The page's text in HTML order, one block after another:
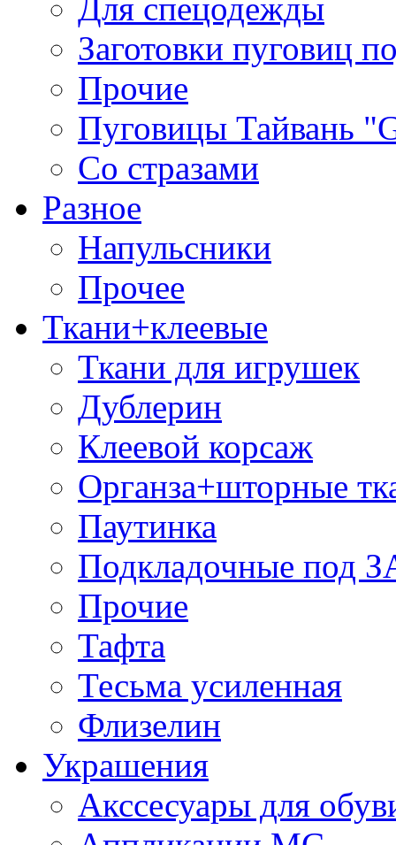
Для спецодежды
Заготовки пуговиц
Прочие
Пуговицы Тайвань
Со стразами
Разное
Напульсники
Прочее
Ткани+клеевые
Ткани для игрушек
Дублерин
Клеевой корсаж
Органза+шторные
Паутинка
Подкладочные под
Прочие
Тафта
Тесьма усиленная
Флизелин
Украшения
Акссесуары для